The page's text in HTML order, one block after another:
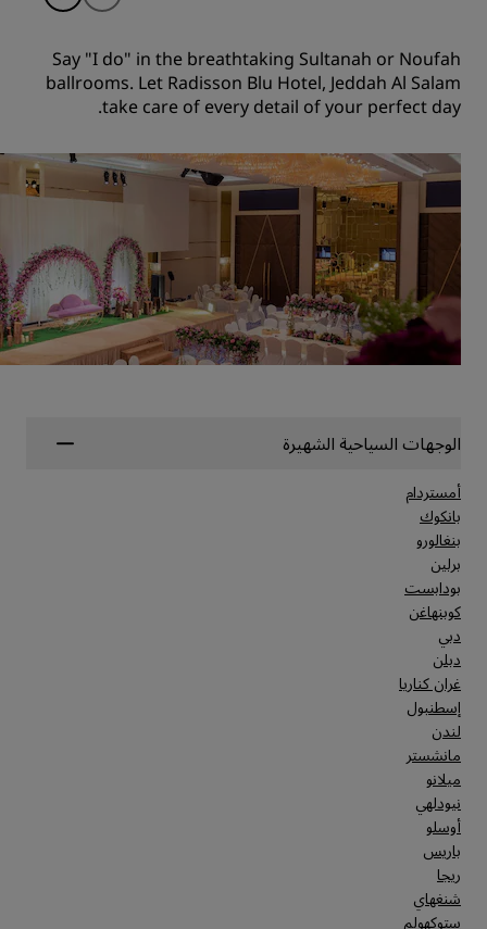
Say "I do" in the breathtaking Sultanah or Noufah
ballrooms. Let Radisson Blu Hotel, Jeddah Al Salam
take care of every detail of your perfect day.
الوجهات السياحية الشهيرة
أمستردام
بانكوك
بنغالورو
برلين
بودابست
كوبنهاغن
دبي
دبلن
غران كناريا
إسطنبول
لندن
مانشستر
ميلانو
نيودلهي
أوسلو
باريس
ريجا
شنغهاي
ستوكهولم